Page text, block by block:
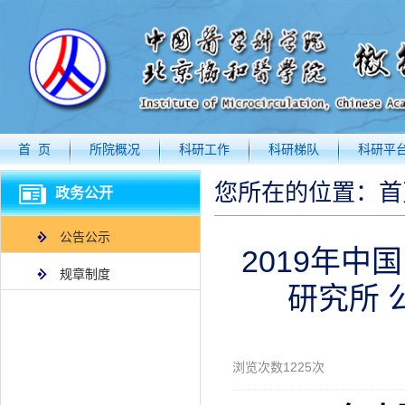
首 页 所院概况 科研工作 科研梯队 科研平
政务公开
公告公示
规章制度
您所在的位置：
2019年中
研究所
浏览次数1225次